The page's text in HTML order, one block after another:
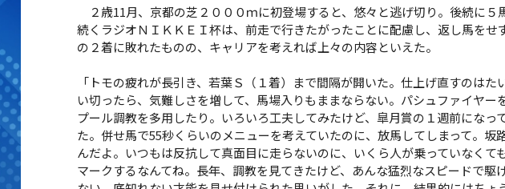
２歳11月、京都の芝２０００ｍに初登場すると、悠々と逃げ切り。後続に５
続くラジオＮＩＫＫＥＩ杯は、前走で行きたがったことに配慮し、返し馬をせ
の２着に敗れたものの、キャリアを考えれば上々の内容といえた。
「トモの疲れが長引き、若葉Ｓ（１着）まで間隔が開いた。仕上げ直すのはた
い切ったら、気難しさを増して、馬場入りもままならない。パシュファイヤー
プール調教を多用したり。いろいろ工夫してみたけど、皐月賞の１週前になっ
た。併せ馬で55秒くらいのメニューを考えていたのに、放馬してしまって。坂
んだよ。いつもは反抗して真面目に走らないのに、いくら人が乗っていなくて
マークするなんてね。長年、調教を見てきたけど、あんな猛烈なスピードで駆